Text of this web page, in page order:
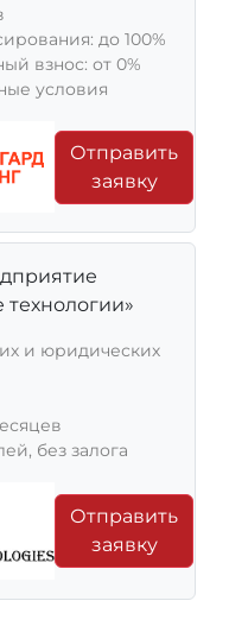
до 100%
взнос: от 0%
условия
Отправить
заявку
и юридических
без залога
Отправить
заявку